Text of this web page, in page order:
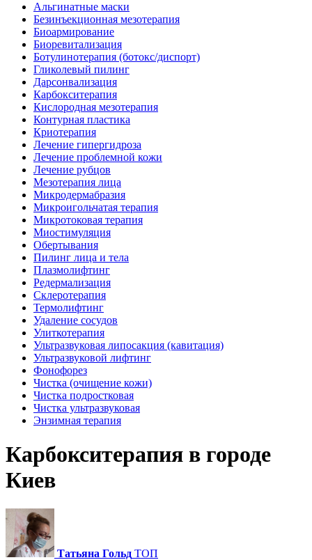
Альгинатные маски
Безинъекционная мезотерапия
Биоармирование
Биоревитализация
Ботулинотерапия (ботокс/диспорт)
Гликолевый пилинг
Дарсонвализация
Карбокситерапия
Кислородная мезотерапия
Контурная пластика
Криотерапия
Лечение гипергидроза
Лечение проблемной кожи
Лечение рубцов
Мезотерапия лица
Микродермабразия
Микроигольчатая терапия
Микротоковая терапия
Миостимуляция
Обертывания
Пилинг лица и тела
Плазмолифтинг
Редермализация
Склеротерапия
Термолифтинг
Удаление сосудов
Улиткотерапия
Ультразвуковая липосакция (кавитация)
Ультразвуковой лифтинг
Фонофорез
Чистка (очищение кожи)
Чистка подростковая
Чистка ультразвуковая
Энзимная терапия
Карбокситерапия в городе
Киев
Татьяна Гольд ТОП